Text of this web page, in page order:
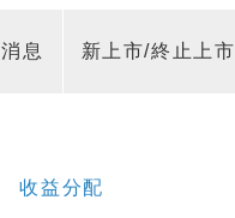
息 新上市/終止上市
收益分配